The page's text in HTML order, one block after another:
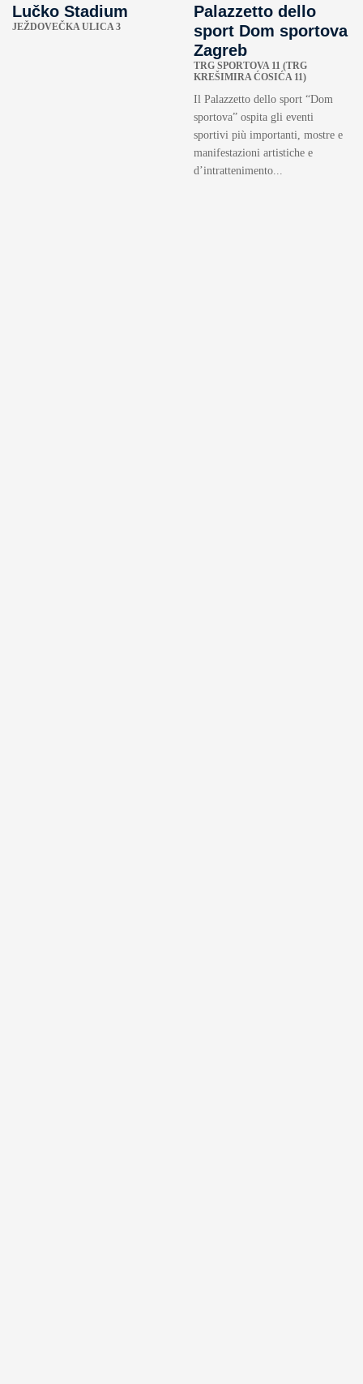
Lučko Stadium
JEŽDOVEČKA ULICA 3
Palazzetto dello
sport Dom sportova
Zagreb
TRG SPORTOVA 11 (TRG
KREŠIMIRA ĆOSIĆA 11)
Il Palazzetto dello sport “Dom
sportova” ospita gli eventi
sportivi più importanti, mostre e
manifestazioni artistiche e
d’intrattenimento...